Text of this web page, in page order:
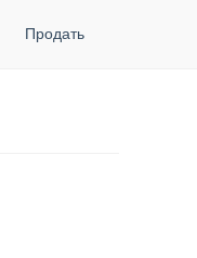
Продать